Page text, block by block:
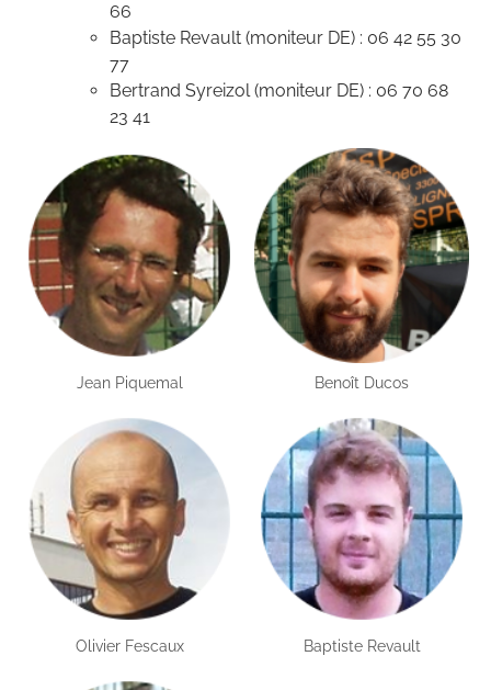
Jean Piquemal Benoît Ducos
Olivier Fescaux Baptiste Revault
66
Baptiste Revault (moniteur DE) : 06 42 55 30
77
Bertrand Syreizol (moniteur DE) : 06 70 68
23 41